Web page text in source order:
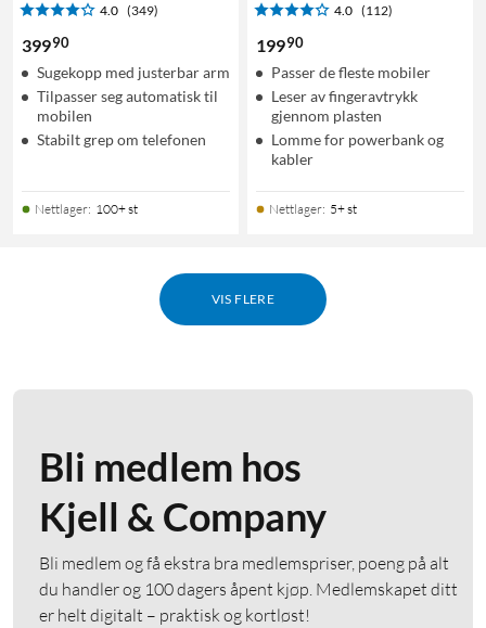
4.0 (349)
39990
Sugekopp med justerbar arm
Tilpasser seg automatisk til
mobilen
Stabilt grep om telefonen
Nettlager: 100+ st
4.0 (112)
19990
Passer de fleste mobiler
Leser av fingeravtrykk
gjennom plasten
Lomme for powerbank og
kabler
Nettlager: 5+ st
VIS FLERE
Bli medlem hos
Kjell & Company
Bli medlem og få ekstra bra medlemspriser, poeng på alt
du handler og 100 dagers åpent kjøp. Medlemskapet ditt
er helt digitalt – praktisk og kortløst!